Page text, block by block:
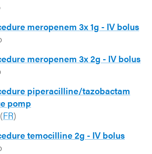
meropenem 3x 1g - IV bolus
meropenem 3x 2g - IV bolus
piperacilline/tazobactam
pomp
(FR)
temocilline 2g - IV bolus